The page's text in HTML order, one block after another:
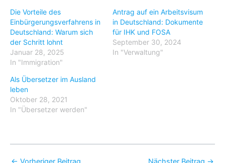
Die Vorteile des
Einbürgerungsverfahrens in
Deutschland: Warum sich
der Schritt lohnt
Januar 28, 2025
In "Immigration"
Antrag auf ein Arbeitsvisum
in Deutschland: Dokumente
für IHK und FOSA
September 30, 2024
In "Verwaltung"
Als Übersetzer im Ausland
leben
Oktober 28, 2021
In "Übersetzer werden"